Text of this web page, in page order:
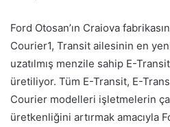
Ford Otosan’ın Craiova
Courier1, Transit ailesinin en
uzatılmış menzile sahip E-
üretiliyor. Tüm E-Transit, E-
Courier modelleri işletmelerin
üretkenliğini artırmak amacıyla